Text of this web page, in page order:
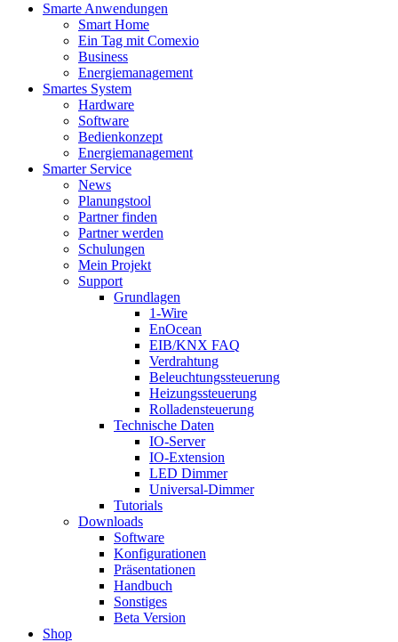
Smarte Anwendungen
Smart Home
Ein Tag mit Comexio
Business
Energiemanagement
Smartes System
Hardware
Software
Bedienkonzept
Energiemanagement
Smarter Service
News
Planungstool
Partner finden
Partner werden
Schulungen
Mein Projekt
Support
Grundlagen
1-Wire
EnOcean
EIB/KNX FAQ
Verdrahtung
Beleuchtungssteuerung
Heizungssteuerung
Rolladensteuerung
Technische Daten
IO-Server
IO-Extension
LED Dimmer
Universal-Dimmer
Tutorials
Downloads
Software
Konfigurationen
Präsentationen
Handbuch
Sonstiges
Beta Version
Shop